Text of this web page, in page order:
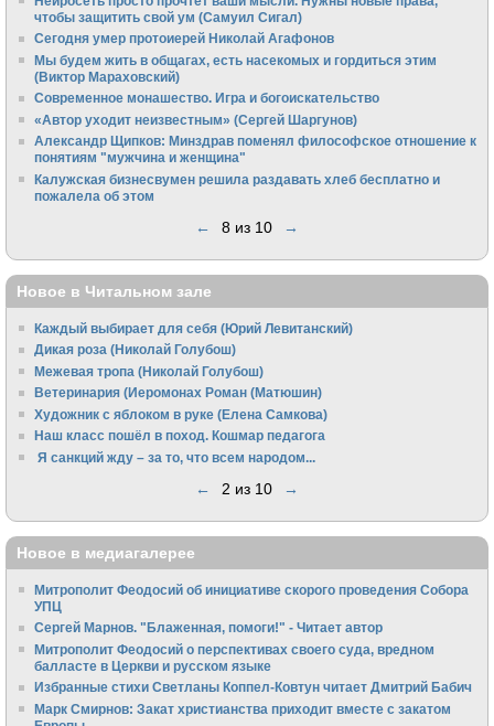
чтобы защитить свой ум (Самуил Сигал)
Сегодня умер протоиерей Николай Агафонов
Мы будем жить в общагах, есть насекомых и гордиться этим
(Виктор Мараховский)
Cовременное монашество. Игра и богоискательство
«Автор уходит неизвестным» (Сергей Шаргунов)
Александр Щипков: Минздрав поменял философское отношение к
понятиям "мужчина и женщина"
Калужская бизнесвумен решила раздавать хлеб бесплатно и
пожалела об этом
← 8 из 10 →
Новое в Читальном зале
Каждый выбирает для себя (Юрий Левитанский)
Дикая роза (Николай Голубош)
Межевая тропа (Николай Голубош)
Ветеринария (Иеромонах Роман (Матюшин)
Художник с яблоком в руке (Елена Самкова)
Наш класс пошёл в поход. Кошмар педагога
Я санкций жду – за то, что всем народом...
← 2 из 10 →
Новое в медиагалерее
Митрополит Феодосий об инициативе скорого проведения Собора
УПЦ
Сергей Марнов. "Блаженная, помоги!" - Читает автор
Митрополит Феодосий о перспективах своего суда, вредном
балласте в Церкви и русском языке
Избранные стихи Светланы Коппел-Ковтун читает Дмитрий Бабич
Марк Смирнов: Закат христианства приходит вместе с закатом